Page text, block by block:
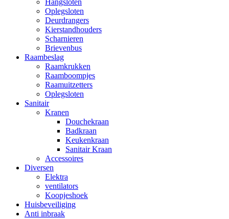
Hangsloten
Oplegsloten
Deurdrangers
Kierstandhouders
Scharnieren
Brievenbus
Raambeslag
Raamkrukken
Raamboompjes
Raamuitzetters
Oplegsloten
Sanitair
Kranen
Douchekraan
Badkraan
Keukenkraan
Sanitair Kraan
Accessoires
Diversen
Elektra
ventilators
Koopjeshoek
Huisbeveiliging
Anti inbraak